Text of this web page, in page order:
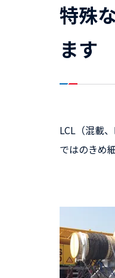
特殊
ます
LCL（混載
ではのきめ